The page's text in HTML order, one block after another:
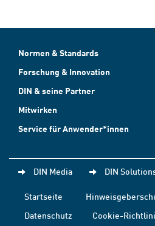
Normen & Standards
Forschung & Innovation
DIN & seine Partner
Mitwirken
Service für Anwender*innen
DIN Media DIN
Startseite
Datenschutz
Cookie-